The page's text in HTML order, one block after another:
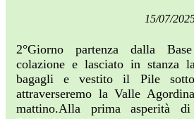
15/07/
2°Giorno partenza dalla
colazione e lasciato in stanza
bagagli e vestito il Pile
attraverseremo la Valle
mattino.Alla prima asperità